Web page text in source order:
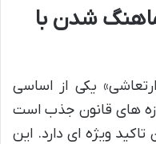
شدن با
یکی از اساسی
های قانون جذب است
ویژه ای دارد. این